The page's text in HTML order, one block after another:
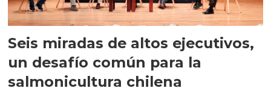
Seis miradas de altos ejecutivos,
un desafío común para la
salmonicultura chilena